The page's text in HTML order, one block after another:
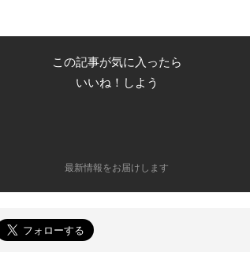
この記事が気に入ったら
いいね！しよう
最新情報をお届けします